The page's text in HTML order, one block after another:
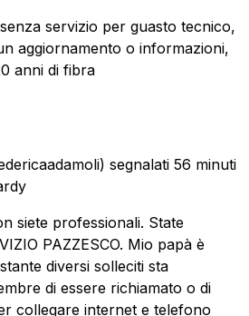
servizio per guasto tecnico,
aggiornamento o informazioni,
anni di fibra
segnalati 56 minuti
siete professionali. State
PAZZESCO. Mio papà è
diversi solleciti sta
di essere richiamato o di
collegare internet e telefono